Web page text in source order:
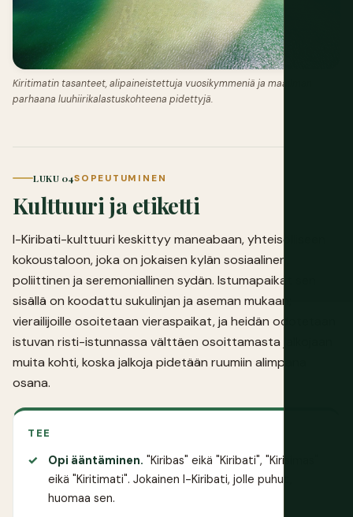
Kiritimatin tasanteet, alipaineistettuja vuosikymmeniä ja maailman
parhaana luuhiirikalastuskohteena pidettyjä.
LUKU 04SOPEUTUMINEN
Kulttuuri ja etiketti
I-Kiribati-kulttuuri keskittyy maneabaan, yhteisölliseen
kokoustaloon, joka on jokaisen kylän sosiaalinen,
poliittinen ja seremoniallinen sydän. Istumapaikat sen
sisällä on koodattu sukulinjan ja aseman mukaan;
vierailijoille osoitetaan vieraspaikat, ja heidän odotetaan
istuvan risti-istunnassa välttäen osoittamasta jalkojaan
muita kohti, koska jalkoja pidetään ruumiin alimpana
osana.
TEE
Opi ääntäminen. "Kiribas" eikä "Kiribati", "Kirisimas"
eikä "Kiritimati". Jokainen I-Kiribati, jolle puhut,
huomaa sen.